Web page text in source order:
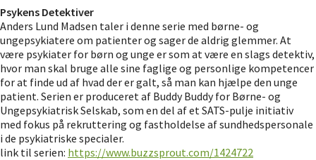
Psykens Detektiver
Anders Lund Madsen taler i denne serie med børne- og
ungepsykiatere om patienter og sager de aldrig glemmer. At
være psykiater for børn og unge er som at være en slags detektiv,
hvor man skal bruge alle sine faglige og personlige kompetencer
for at finde ud af hvad der er galt, så man kan hjælpe den unge
patient. Serien er produceret af Buddy Buddy for Børne- og
Ungepsykiatrisk Selskab, som en del af et SATS-pulje initiativ
med fokus på rekruttering og fastholdelse af sundhedspersonale
i de psykiatriske specialer.
link til serien: https://www.buzzsprout.com/1424722